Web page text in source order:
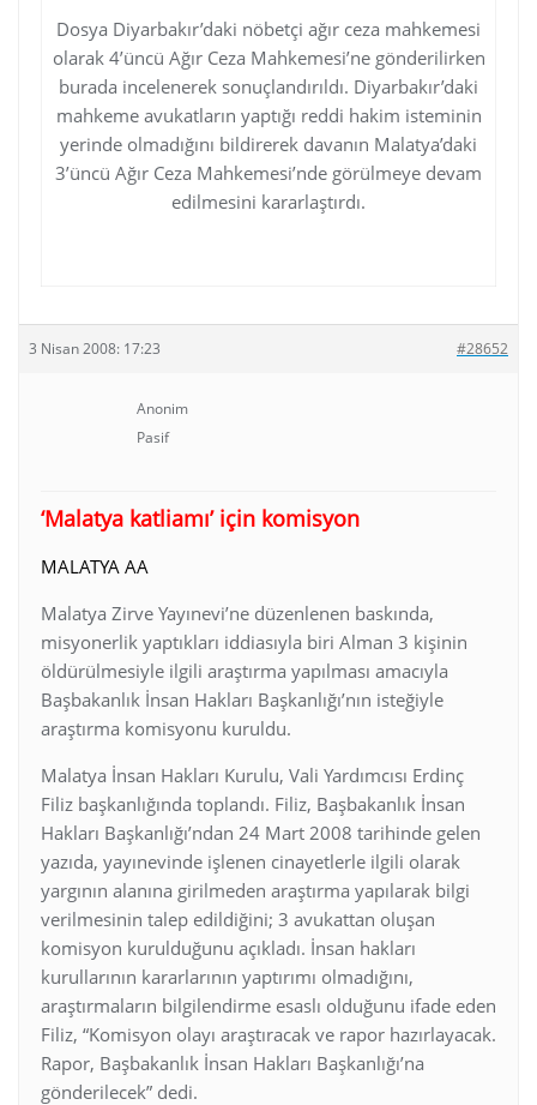
Dosya Diyarbakır’daki nöbetçi ağır ceza mahkemesi
olarak 4’üncü Ağır Ceza Mahkemesi’ne gönderilirken
burada incelenerek sonuçlandırıldı. Diyarbakır’daki
mahkeme avukatların yaptığı reddi hakim isteminin
yerinde olmadığını bildirerek davanın Malatya’daki
3’üncü Ağır Ceza Mahkemesi’nde görülmeye devam
edilmesini kararlaştırdı.
3 Nisan 2008: 17:23 #28652
Anonim
Pasif
‘Malatya katliamı’ için komisyon
MALATYA AA
Malatya Zirve Yayınevi’ne düzenlenen baskında,
misyonerlik yaptıkları iddiasıyla biri Alman 3 kişinin
öldürülmesiyle ilgili araştırma yapılması amacıyla
Başbakanlık İnsan Hakları Başkanlığı’nın isteğiyle
araştırma komisyonu kuruldu.
Malatya İnsan Hakları Kurulu, Vali Yardımcısı Erdinç
Filiz başkanlığında toplandı. Filiz, Başbakanlık İnsan
Hakları Başkanlığı’ndan 24 Mart 2008 tarihinde gelen
yazıda, yayınevinde işlenen cinayetlerle ilgili olarak
yargının alanına girilmeden araştırma yapılarak bilgi
verilmesinin talep edildiğini; 3 avukattan oluşan
komisyon kurulduğunu açıkladı. İnsan hakları
kurullarının kararlarının yaptırımı olmadığını,
araştırmaların bilgilendirme esaslı olduğunu ifade eden
Filiz, “Komisyon olayı araştıracak ve rapor hazırlayacak.
Rapor, Başbakanlık İnsan Hakları Başkanlığı’na
gönderilecek” dedi.